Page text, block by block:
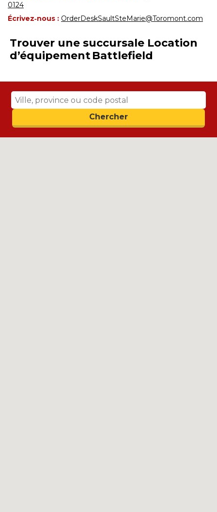
0124
Écrivez‑nous : OrderDeskSaultSteMarie@Toromont.com
Trouver une succursale Location
d’équipement Battlefield
Search
Chercher